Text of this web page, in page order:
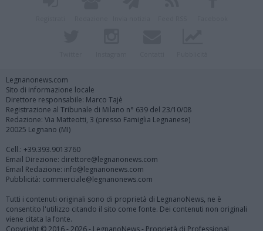
Legnanonews.com
Sito di informazione locale
Direttore responsabile: Marco Tajè
Registrazione al Tribunale di Milano n° 639 del 23/10/08
Redazione: Via Matteotti, 3 (presso Famiglia Legnanese)
20025 Legnano (MI)
Cell.: +39.393.9013760
Email Direzione: direttore@legnanonews.com
Email Redazione: info@legnanonews.com
Pubblicità: commerciale@legnanonews.com
Tutti i contenuti originali sono di proprietà di LegnanoNews, ne è
consentito l'utilizzo citando il sito come fonte. Dei contenuti non originali
viene citata la fonte.
Copyright © 2016 - 2026 - LegnanoNews - Proprietà di Professional